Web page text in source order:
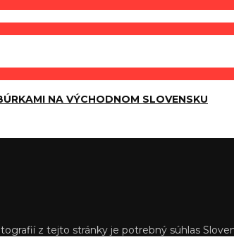
NA VÝCHODNOM SLOVENSKU
z tejto stránky je potrebný súhlas